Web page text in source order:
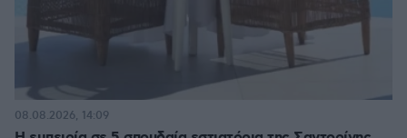
08.08.2026, 14:09